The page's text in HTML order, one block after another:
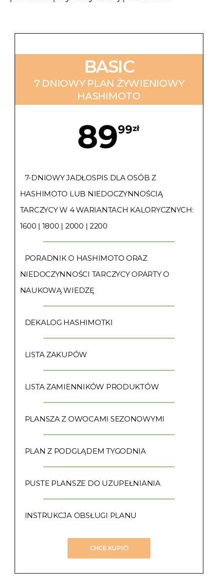
BASIC
7 DNIOWY PLAN ŻYWIENIOWY
HASHIMOTO
8999zł
7-DNIOWY JADŁOSPIS DLA OSÓB Z
HASHIMOTO LUB NIEDOCZYNNOŚCIĄ
TARCZYCY W 4 WARIANTACH KALORYCZNYCH:
1600 | 1800 | 2000 | 2200
PORADNIK O HASHIMOTO ORAZ
NIEDOCZYNNOŚCI TARCZYCY OPARTY O
NAUKOWĄ WIEDZĘ
DEKALOG HASHIMOTKI
LISTA ZAKUPÓW
LISTA ZAMIENNIKÓW PRODUKTÓW
PLANSZA Z OWOCAMI SEZONOWYMI
PLAN Z PODGLĄDEM TYGODNIA
PUSTE PLANSZE DO UZUPEŁNIANIA
INSTRUKCJA OBSŁUGI PLANU
CHCE KUPIĆ!